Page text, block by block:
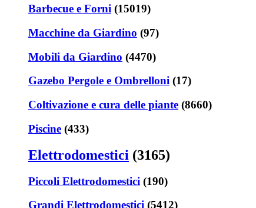
Barbecue e Forni (15019)
Macchine da Giardino (97)
Mobili da Giardino (4470)
Gazebo Pergole e Ombrelloni (17)
Coltivazione e cura delle piante (8660)
Piscine (433)
Elettrodomestici (3165)
Piccoli Elettrodomestici (190)
Grandi Elettrodomestici (5412)